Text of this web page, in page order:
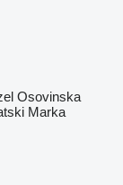
Osovinska
Marka